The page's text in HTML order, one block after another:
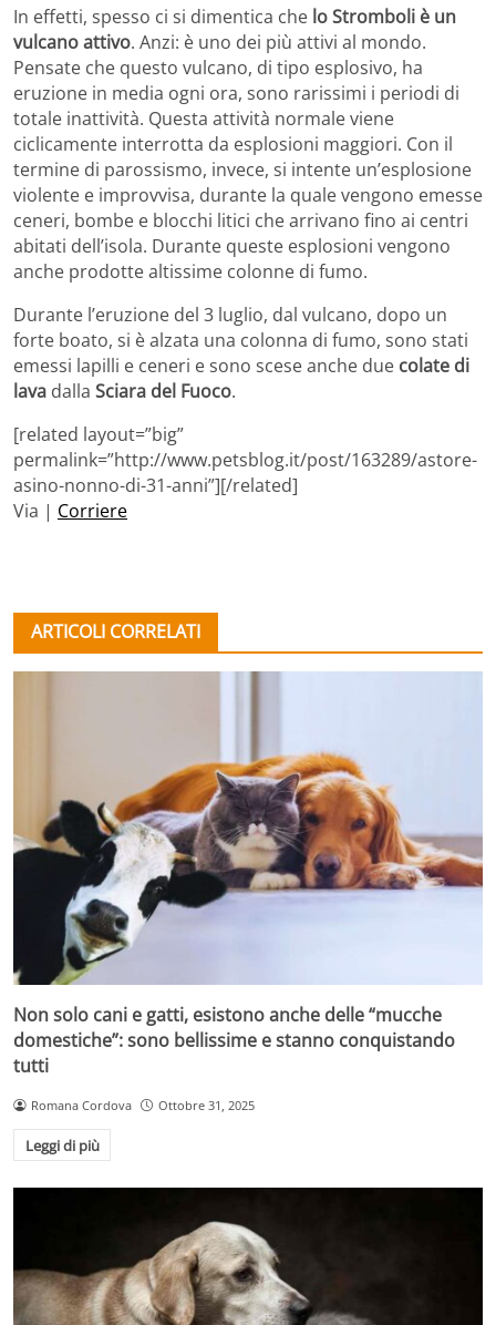
In effetti, spesso ci si dimentica che lo Stromboli è un
vulcano attivo. Anzi: è uno dei più attivi al mondo.
Pensate che questo vulcano, di tipo esplosivo, ha
eruzione in media ogni ora, sono rarissimi i periodi di
totale inattività. Questa attività normale viene
ciclicamente interrotta da esplosioni maggiori. Con il
termine di parossismo, invece, si intente un’esplosione
violente e improvvisa, durante la quale vengono emesse
ceneri, bombe e blocchi litici che arrivano fino ai centri
abitati dell’isola. Durante queste esplosioni vengono
anche prodotte altissime colonne di fumo.
Durante l’eruzione del 3 luglio, dal vulcano, dopo un
forte boato, si è alzata una colonna di fumo, sono stati
emessi lapilli e ceneri e sono scese anche due colate di
lava dalla Sciara del Fuoco.
[related layout=”big”
permalink=”http://www.petsblog.it/post/163289/astore-
asino-nonno-di-31-anni”][/related]
Via | Corriere
ARTICOLI CORRELATI
Non solo cani e gatti, esistono anche delle “mucche
domestiche”: sono bellissime e stanno conquistando
tutti
Romana Cordova Ottobre 31, 2025
Leggi di più